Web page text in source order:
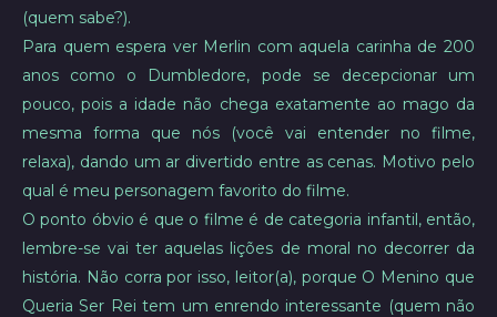
(quem sabe?).
Para quem espera ver Merlin com aquela carinha de 200
anos como o Dumbledore, pode se decepcionar um
pouco, pois a idade não chega exatamente ao mago da
mesma forma que nós (você vai entender no filme,
relaxa), dando um ar divertido entre as cenas. Motivo pelo
qual é meu personagem favorito do filme.
O ponto óbvio é que o filme é de categoria infantil, então,
lembre-se vai ter aquelas lições de moral no decorrer da
história. Não corra por isso, leitor(a), porque O Menino que
Queria Ser Rei tem um enrendo interessante (quem não